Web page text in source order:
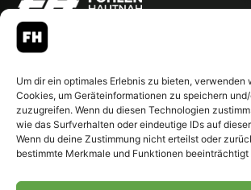
Um dir ein optimales Erlebnis zu bieten, verwenden
Cookies, um Geräteinformationen zu speichern
zuzugreifen. Wenn du diesen Technologien
wie das Surfverhalten oder eindeutige IDs auf
Wenn du deine Zustimmung nicht erteilst oder
bestimmte Merkmale und Funktionen beeinträchtigt
© 2007-2026 Fohlen-Hautnah.de
– Alle rechte vorbehalten.
offiziell eingetragenes Magazin
bei der Deutschen
Nationalbibliothek (ISSN 1868-
8233). Nachdruck und
Weiterverarbeitung, auch
auszugsweise, nur mit